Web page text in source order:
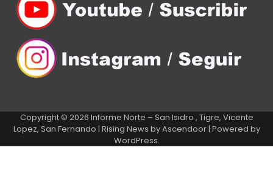
Copyright © 2026 Informe Norte – San Isidro , Tigre, Vicente
Lopez, San Fernando | Rising News byAscendoor| Powered by
WordPress.